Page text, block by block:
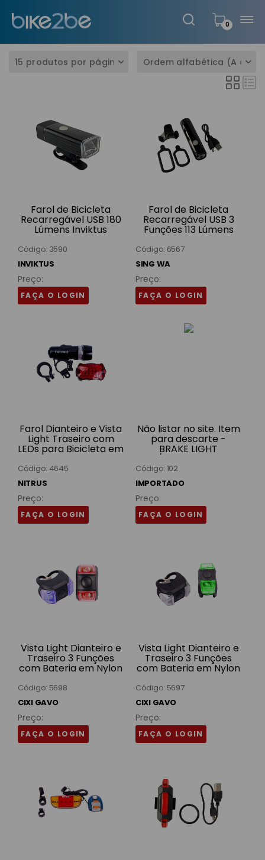
0
Farol de Bicicleta
Recarregável USB 180
Lúmens Inviktus
Código: 3590
INVIKTUS
Preço:
FAÇA O LOGIN
Farol de Bicicleta
Recarregável USB 3
Funções 113 Lúmens
em Alumínio Preto
7012F Sing Wa
Código: 6567
SING WA
Preço:
FAÇA O LOGIN
Farol Dianteiro e Vista
Light Traseiro com
LEDs para Bicicleta em
Nylon Preto Nitrus
Código: 4645
NITRUS
Preço:
FAÇA O LOGIN
Não listar no site. Item
para descarte -
BRAKE LIGHT
C/SETA+V LIGHT
C/SIRENE JY-338B IMP
Código: 102
IMPORTADO
Preço:
FAÇA O LOGIN
Vista Light Dianteiro e
Traseiro 3 Funções
com Bateria em Nylon
Azul e Vermelho GA-
S01 Cixi Gavo
Código: 5698
CIXI GAVO
Preço:
FAÇA O LOGIN
Vista Light Dianteiro e
Traseiro 3 Funções
com Bateria em Nylon
Branco e Verde GA-
S01 Cixi Gavo
Código: 5697
CIXI GAVO
Preço:
FAÇA O LOGIN